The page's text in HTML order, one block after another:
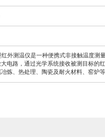
红外测温仪是一种便携式非接触温度测
电路，通过光学系统接收被测目标的
炼、热处理、陶瓷及耐火材料、窑炉